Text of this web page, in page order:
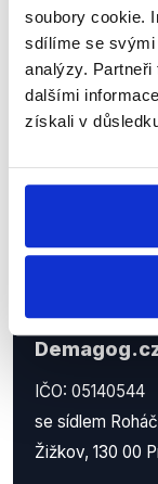
soubory cookie.
sdílíme se svými
analýzy. Partneři
dalšími
získali v
Nenechte
z
příspěvků
práci.
IČO: 05140544
se sídlem
Žižkov, 130 00